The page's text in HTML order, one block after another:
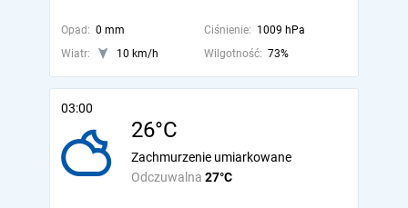
Opad: 0 mm Ciśnienie: 1009 hPa
Wiatr:
10 km/h Wilgotność: 73%
03:00
26°C
Odczuwalna 27°C
Zachmurzenie umiarkowane